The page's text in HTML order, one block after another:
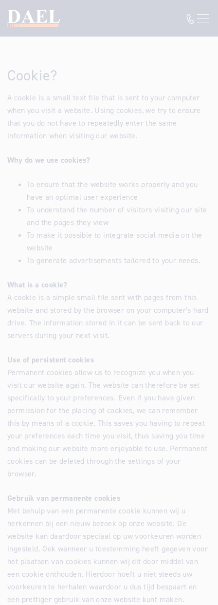
Cookie?
A cookie is a small text file that is sent to your computer
when you visit a website. Using cookies, we try to ensure
that you do not have to repeatedly enter the same
information when visiting our website.
Why do we use cookies?
To ensure that the website works properly and you
have an optimal user experience
To understand the number of visitors visiting our site
and the pages they view
To make it possible to integrate social media on the
website
To generate advertisements tailored to your needs.
What is a cookie?
A cookie is a simple small file sent with pages from this
website and stored by the browser on your computer's hard
drive. The information stored in it can be sent back to our
servers during your next visit.
Use of persistent cookies
Permanent cookies allow us to recognize you when you
visit our website again. The website can therefore be set
specifically to your preferences. Even if you have given
permission for the placing of cookies, we can remember
this by means of a cookie. This saves you having to repeat
your preferences each time you visit, thus saving you time
and making our website more enjoyable to use. Permanent
cookies can be deleted through the settings of your
browser.
Gebruik van permanente cookies
Met behulp van een permanente cookie kunnen wij u
herkennen bij een nieuw bezoek op onze website. De
website kan daardoor speciaal op uw voorkeuren worden
ingesteld. Ook wanneer u toestemming heeft gegeven voor
het plaatsen van cookies kunnen wij dit door middel van
een cookie onthouden. Hierdoor hoeft u niet steeds uw
voorkeuren te herhalen waardoor u dus tijd bespaart en
een prettiger gebruik van onze website kunt maken.